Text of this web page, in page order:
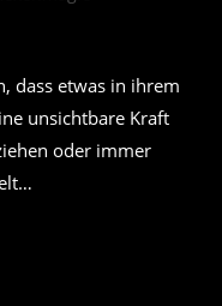
dass etwas in ihrem
unsichtbare Kraft
oder immer